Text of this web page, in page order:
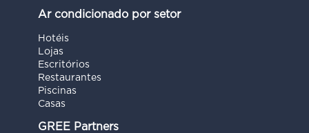
Ar condicionado por setor
Hotéis
Lojas
Escritórios
Restaurantes
Piscinas
Casas
GREE Partners